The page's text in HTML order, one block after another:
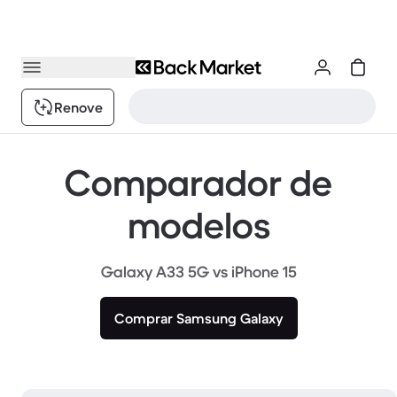
Renove
Comparador de
modelos
Galaxy A33 5G vs iPhone 15
Comprar Samsung Galaxy